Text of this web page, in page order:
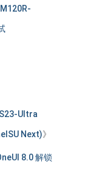
Ultra
Next)》
8.0 解锁